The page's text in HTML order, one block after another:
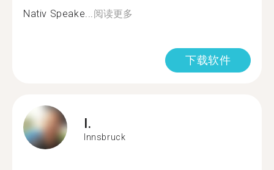
Nativ Speake...阅读更多
下载软件
I.
Innsbruck